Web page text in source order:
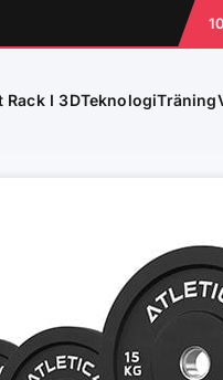
Rack I 3DTeknologiTräning